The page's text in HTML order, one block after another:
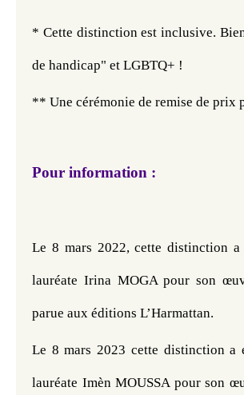
* Cette distinction est inclusive.
de handicap" et LGBTQ+ !
** Une cérémonie de remise de
Pour information :
Le 8 mars 2022, cette distinction a
lauréate Irina MOGA pour son
parue aux éditions L’Harmattan.
Le 8 mars 2023 cette distinction a
lauréate Imèn MOUSSA pour son